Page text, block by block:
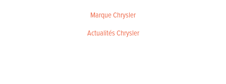
Marque Chrysler
Actualités Chrysler